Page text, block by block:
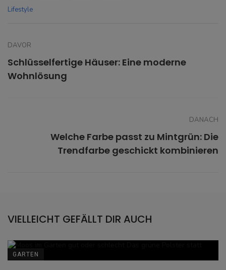
Lifestyle
DAVOR
Schlüsselfertige Häuser: Eine moderne
Wohnlösung
DANACH
Welche Farbe passt zu Mintgrün: Die
Trendfarbe geschickt kombinieren
VIELLEICHT GEFÄLLT DIR AUCH
GARTEN